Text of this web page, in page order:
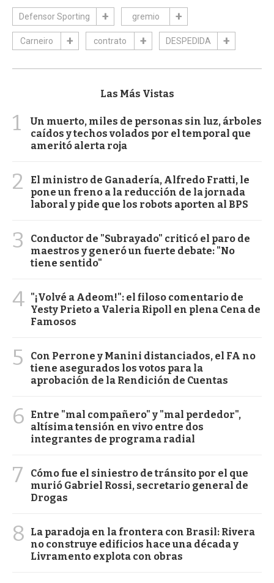
Defensor Sporting gremio
Carneiro contrato DESPEDIDA
Las Más Vistas
1
Un muerto, miles de personas sin luz, árboles
caídos y techos volados por el temporal que
ameritó alerta roja
2
El ministro de Ganadería, Alfredo Fratti, le
pone un freno a la reducción de la jornada
laboral y pide que los robots aporten al BPS
3
Conductor de "Subrayado" criticó el paro de
maestros y generó un fuerte debate: "No
tiene sentido"
4 "¡Volvé a Adeom!": el filoso comentario de
Yesty Prieto a Valeria Ripoll en plena Cena de
Famosos
5
Con Perrone y Manini distanciados, el FA no
tiene asegurados los votos para la
aprobación de la Rendición de Cuentas
6
Entre "mal compañero" y "mal perdedor",
altísima tensión en vivo entre dos
integrantes de programa radial
7
Cómo fue el siniestro de tránsito por el que
murió Gabriel Rossi, secretario general de
Drogas
8
La paradoja en la frontera con Brasil: Rivera
no construye edificios hace una década y
Livramento explota con obras